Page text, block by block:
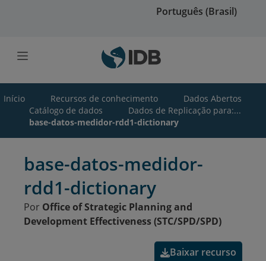
Português (Brasil)
Início Recursos de conhecimento
Dados Abertos
Catálogo de dados
Dados de Replicação para:...
base-datos-medidor-rdd1-dictionary
base-datos-medidor-
rdd1-dictionary
Por Office of Strategic Planning and
Development Effectiveness (STC/SPD/SPD)
Baixar recurso